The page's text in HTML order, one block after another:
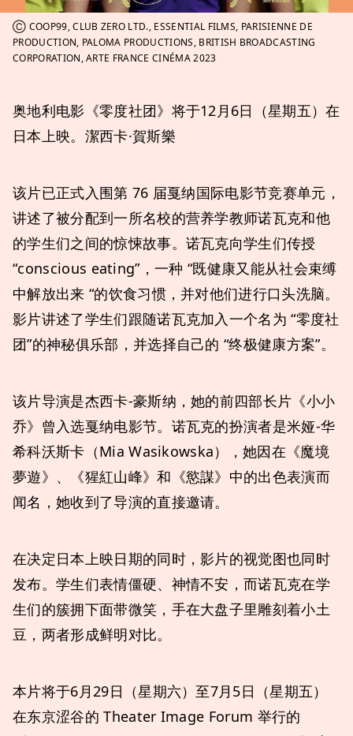
Ⓒ COOP99, CLUB ZERO LTD., ESSENTIAL FILMS, PARISIENNE DE
PRODUCTION, PALOMA PRODUCTIONS, BRITISH BROADCASTING
CORPORATION, ARTE FRANCE CINÉMA 2023
奥地利电影《零度社团》将于12月6日（星期五）在
日本上映。潔西卡·賀斯樂
该片已正式入围第 76 届戛纳国际电影节竞赛单元，
讲述了被分配到一所名校的营养学教师诺瓦克和他
的学生们之间的惊悚故事。诺瓦克向学生们传授
“conscious eating”，一种 “既健康又能从社会束缚
中解放出来 “的饮食习惯，并对他们进行口头洗脑。
影片讲述了学生们跟随诺瓦克加入一个名为 “零度社
团”的神秘俱乐部，并选择自己的 “终极健康方案”。
该片导演是杰西卡-豪斯纳，她的前四部长片《小小
乔》曾入选戛纳电影节。诺瓦克的扮演者是米娅-华
希科沃斯卡（Mia Wasikowska），她因在《魔境
夢遊》、《猩紅山峰》和《慾謀》中的出色表演而
闻名，她收到了导演的直接邀请。
在决定日本上映日期的同时，影片的视觉图也同时
发布。学生们表情僵硬、神情不安，而诺瓦克在学
生们的簇拥下面带微笑，手在大盘子里雕刻着小土
豆，两者形成鲜明对比。
本片将于6月29日（星期六）至7月5日（星期五）
在东京涩谷的 Theater Image Forum 举行的